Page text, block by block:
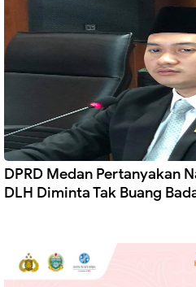
DPRD Medan Pertanyakan
DLH Diminta Tak Buang